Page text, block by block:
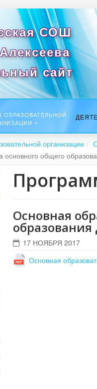
СОШ
сайт
ОБРАЗОВАТЕЛЬНОЙ
организации
общего
Основная
образования
17 НОЯБРЯ 2017
Основная